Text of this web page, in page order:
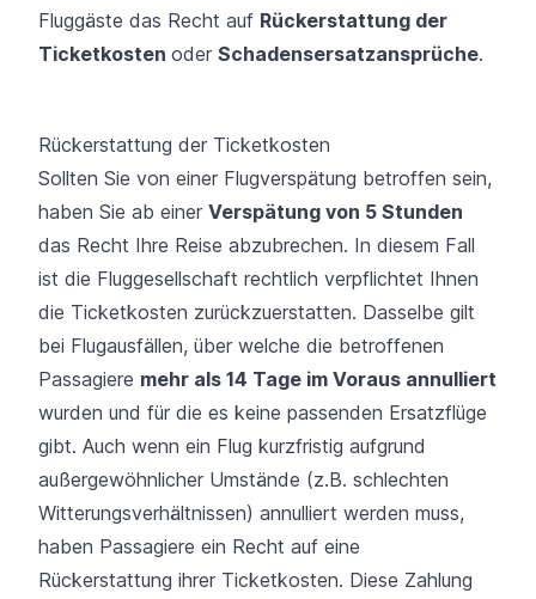
Fluggäste das Recht auf Rückerstattung der
Ticketkosten oder Schadensersatzansprüche.
Rückerstattung der Ticketkosten
Sollten Sie von einer Flugverspätung betroffen sein,
haben Sie ab einer Verspätung von 5 Stunden
das Recht Ihre Reise abzubrechen. In diesem Fall
ist die Fluggesellschaft rechtlich verpflichtet Ihnen
die Ticketkosten zurückzuerstatten. Dasselbe gilt
bei Flugausfällen, über welche die betroffenen
Passagiere mehr als 14 Tage im Voraus annulliert
wurden und für die es keine passenden Ersatzflüge
gibt. Auch wenn ein Flug kurzfristig aufgrund
außergewöhnlicher Umstände (z.B. schlechten
Witterungsverhältnissen) annulliert werden muss,
haben Passagiere ein Recht auf eine
Rückerstattung ihrer Ticketkosten. Diese Zahlung